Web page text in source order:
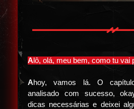
A lô, olá, meu bem, como tu vai
Ahoy, vamos lá. O
analisado com sucesso,
dicas necessárias e deixei